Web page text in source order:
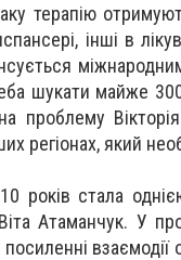
терапію
інші в
шукати майже
проблему
регіонах, який
років стала
Атаманчук. У
взаємодії